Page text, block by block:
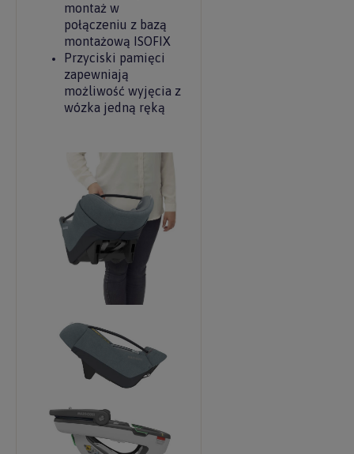
montaż w
połączeniu z bazą
montażową ISOFIX
Przyciski pamięci
zapewniają
możliwość wyjęcia z
wózka jedną ręką